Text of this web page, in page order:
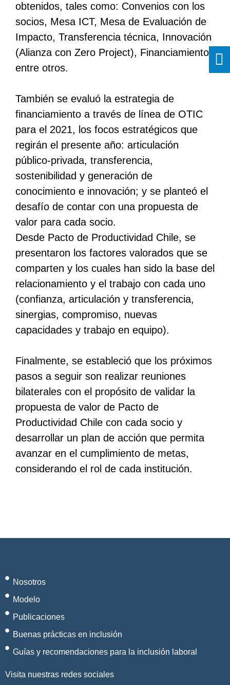
obtenidos, tales como: Convenios con los
socios, Mesa ICT, Mesa de Evaluación de
Impacto, Transferencia técnica, Innovación
(Alianza con Zero Project), Financiamiento,
entre otros.
También se evaluó la estrategia de
financiamiento a través de línea de OTIC
para el 2021, los focos estratégicos que
regirán el presente año: articulación
público-privada, transferencia,
sostenibilidad y generación de
conocimiento e innovación; y se planteó el
desafío de contar con una propuesta de
valor para cada socio.
Desde Pacto de Productividad Chile, se
presentaron los factores valorados que se
comparten y los cuales han sido la base del
relacionamiento y el trabajo con cada uno
(confianza, articulación y transferencia,
sinergias, compromiso, nuevas
capacidades y trabajo en equipo).
Finalmente, se estableció que los próximos
pasos a seguir son realizar reuniones
bilaterales con el propósito de validar la
propuesta de valor de Pacto de
Productividad Chile con cada socio y
desarrollar un plan de acción que permita
avanzar en el cumplimiento de metas,
considerando el rol de cada institución.
Nosotros
Modelo
Publicaciones
Buenas prácticas en inclusión
Guías y recomendaciones para la inclusión laboral
Visita nuestras redes sociales